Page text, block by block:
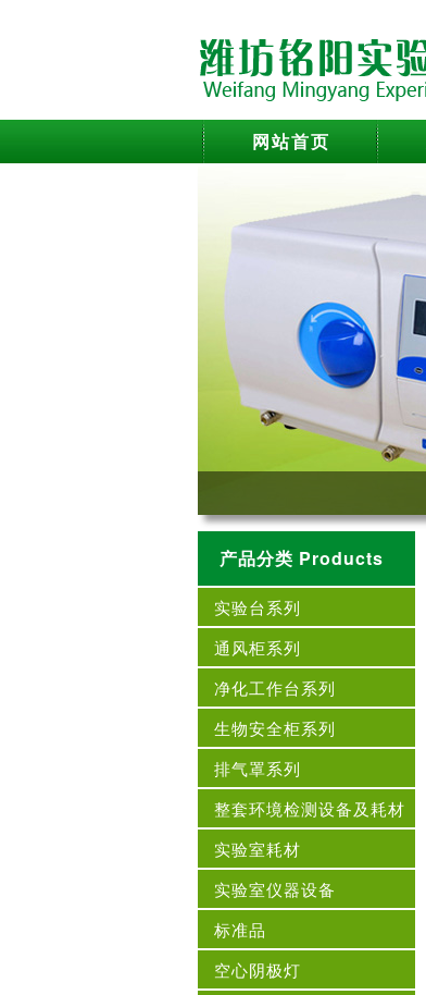
网站首页
产品分类 Products
实验台系列
通风柜系列
净化工作台系列
生物安全柜系列
排气罩系列
整套环境检测设备及耗材
实验室耗材
实验室仪器设备
标准品
空心阴极灯